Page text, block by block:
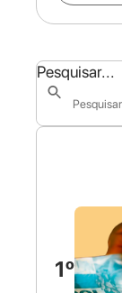
Pesquisar...
1º